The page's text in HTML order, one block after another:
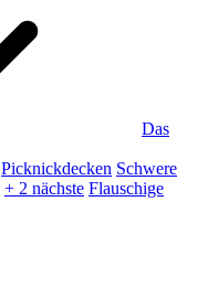
Das
Picknickdecken Schwere
+ 2 nächste Flauschige